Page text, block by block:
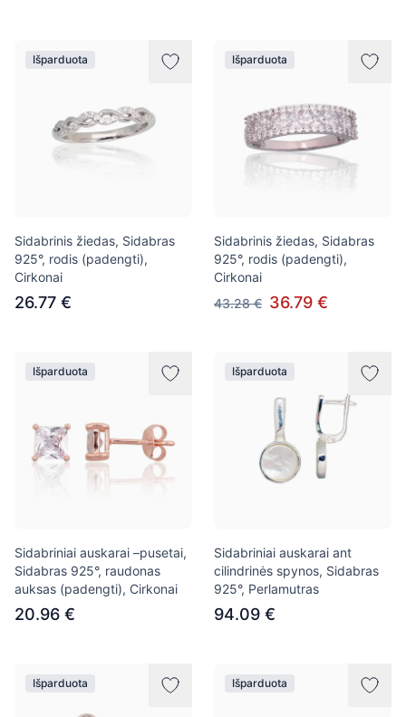
Išparduota
Sidabrinis žiedas, Sidabras
925°, rodis (padengti),
Cirkonai
26.77 €
Išparduota
Sidabrinis žiedas, Sidabras
925°, rodis (padengti),
Cirkonai
43.28 € 36.79 €
Išparduota
Sidabriniai auskarai –pusetai,
Sidabras 925°, raudonas
auksas (padengti), Cirkonai
20.96 €
Išparduota
Sidabriniai auskarai ant
cilindrinės spynos, Sidabras
925°, Perlamutras
94.09 €
Išparduota Išparduota